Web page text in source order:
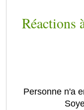
Réactions
Personne n'a